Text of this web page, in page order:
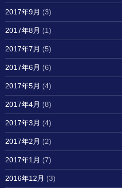
2017年9月 (3)
2017年8月 (1)
2017年7月 (5)
2017年6月 (6)
2017年5月 (4)
2017年4月 (8)
2017年3月 (4)
2017年2月 (2)
2017年1月 (7)
2016年12月 (3)